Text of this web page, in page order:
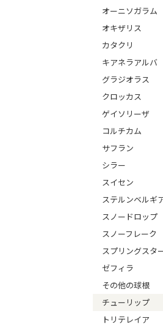
オーニソガラム
オキザリス
カタクリ
キアネラアルバ
グラジオラス
クロッカス
ゲイソリーザ
コルチカム
サフラン
シラー
スイセン
ステルンベルギ
スノードロップ
スノーフレーク
スプリングスタ
ゼフィラ
その他の球根
チューリップ
トリテレイア